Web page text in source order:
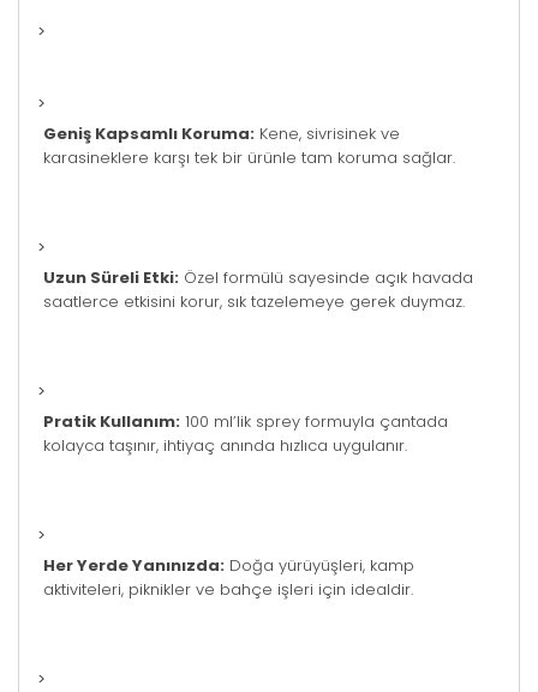
>
>
Geniş Kapsamlı Koruma: Kene, sivrisinek ve
karasineklere karşı tek bir ürünle tam koruma sağlar.
>
Uzun Süreli Etki: Özel formülü sayesinde açık havada
saatlerce etkisini korur, sık tazelemeye gerek duymaz.
>
Pratik Kullanım: 100 ml’lik sprey formuyla çantada
kolayca taşınır, ihtiyaç anında hızlıca uygulanır.
>
Her Yerde Yanınızda: Doğa yürüyüşleri, kamp
aktiviteleri, piknikler ve bahçe işleri için idealdir.
>